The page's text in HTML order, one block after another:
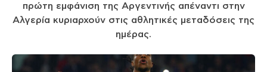
πρώτη εμφάνιση της Αργεντινής απέναντι στην
Αλγερία κυριαρχούν στις αθλητικές μεταδόσεις της
ημέρας.